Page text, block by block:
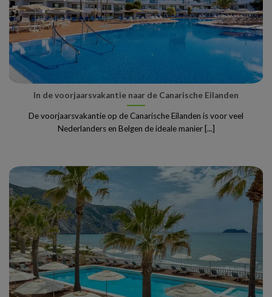
In de voorjaarsvakantie naar de Canarische Eilanden
De voorjaarsvakantie op de Canarische Eilanden is voor veel
Nederlanders en Belgen de ideale manier [...]